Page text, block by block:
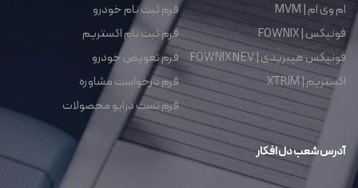
ام وی ام | MVM
فونیکس | FOWNIX
فونیکس هیبریدی | FOWNIX NEV
اکستریم | XTRIM
فرم ثبت نام خودرو
فرم ثبت نام اکستریم
فرم تعویض خودرو
فرم درخواست مشاوره
فرم تست درایو محصولات
آدرس شعب دل افکار